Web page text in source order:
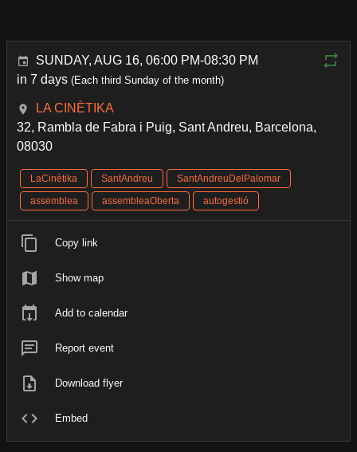
SUNDAY, AUG 16, 06:00 PM-08:30 PM
in 7 days (Each third Sunday of the month)
LA CINÈTIKA
32, Rambla de Fabra i Puig, Sant Andreu, Barcelona,
08030
LaCinètika SantAndreu
SantAndreuDelPalomar
assemblea
assembleaOberta autogestió
Copy link
Show map
Add to calendar
Report event
Download flyer
Embed